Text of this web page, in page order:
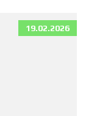
19.02.2026